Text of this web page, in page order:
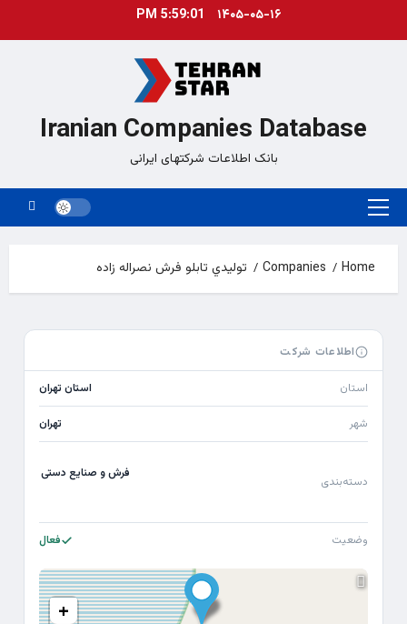
۱۴۰۵-۰۵-۱۶ 5:59:01 PM
Iranian Companies Database
بانک اطلاعات شرکتهای ایرانی
Primary
Home
Companies توليدي تابلو فرش نصراله زاده
اطلاعات شرکت
استان استان تهران
شهر تهران
دسته‌بندی
فرش و صنایع دستی
وضعیت فعال
+